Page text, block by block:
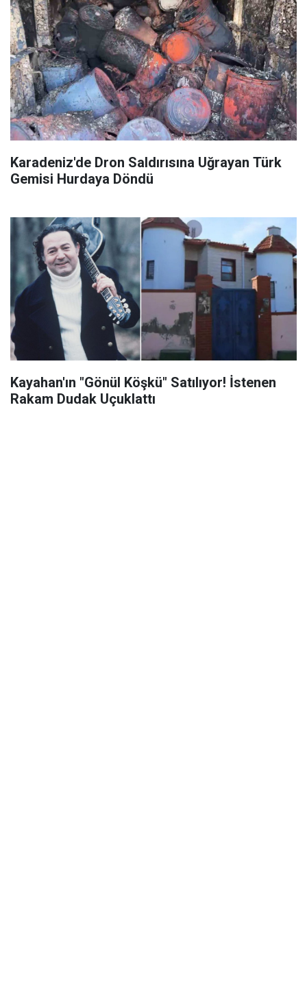
Karadeniz'de Dron Saldırısına Uğrayan Türk
Gemisi Hurdaya Döndü
Kayahan'ın "Gönül Köşkü" Satılıyor! İstenen
Rakam Dudak Uçuklattı